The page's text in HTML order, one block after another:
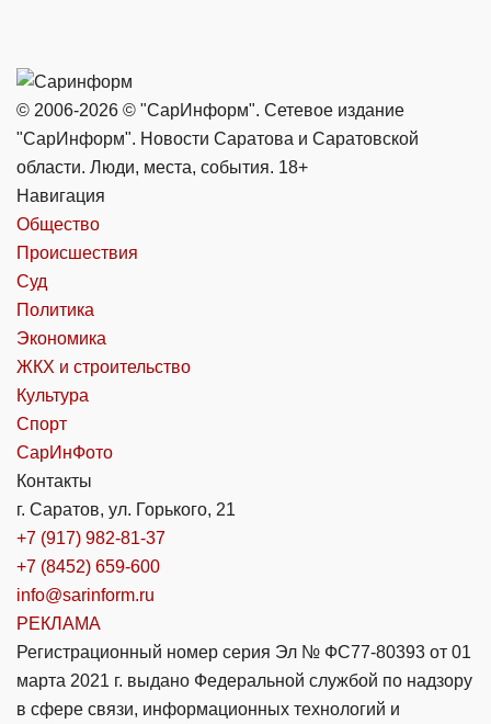
© 2006-2026 © "СарИнформ". Сетевое издание
"СарИнформ". Новости Саратова и Саратовской
области. Люди, места, события. 18+
Навигация
Общество
Происшествия
Суд
Политика
Экономика
ЖКХ и строительство
Культура
Спорт
СарИнФото
Контакты
г. Саратов, ул. Горького, 21
+7 (917) 982-81-37
+7 (8452) 659-600
info@sarinform.ru
РЕКЛАМА
Регистрационный номер серия Эл № ФС77-80393 от 01
марта 2021 г. выдано Федеральной службой по надзору
в сфере связи, информационных технологий и